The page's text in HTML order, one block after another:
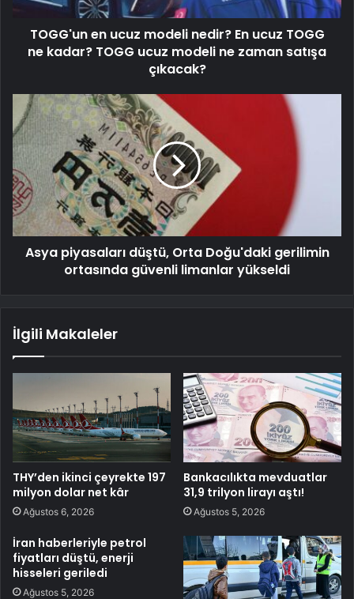
TOGG'un en ucuz modeli nedir? En ucuz TOGG
ne kadar? TOGG ucuz modeli ne zaman satışa
çıkacak?
Asya piyasaları düştü, Orta Doğu'daki gerilimin
ortasında güvenli limanlar yükseldi
İlgili Makaleler
THY’den ikinci çeyrekte 197
milyon dolar net kâr
Ağustos 6, 2026
Bankacılıkta mevduatlar
31,9 trilyon lirayı aştı!
Ağustos 5, 2026
İran haberleriyle petrol
fiyatları düştü, enerji
hisseleri geriledi
Ağustos 5, 2026